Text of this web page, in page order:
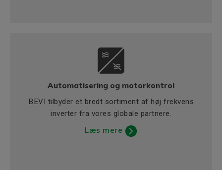
Automatisering og motorkontrol
BEVI tilbyder et bredt sortiment af høj frekvens
inverter fra vores globale partnere.
Læs mere